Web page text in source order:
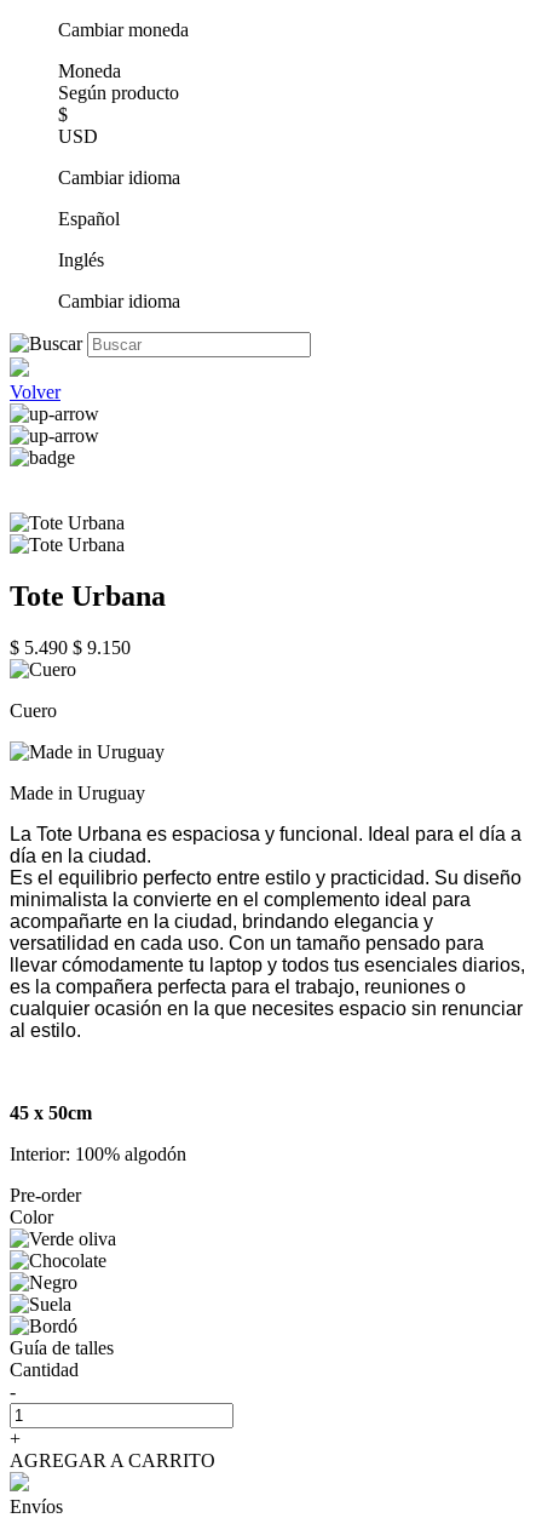
Cambiar moneda
Moneda
Según producto
$
USD
Cambiar idioma
Español
Inglés
Cambiar idioma
Volver
Tote Urbana
$ 5.490 $ 9.150
Cuero
Made in Uruguay
La Tote Urbana es espaciosa y funcional. Ideal para el día a
día en la ciudad.
Es el equilibrio perfecto entre estilo y practicidad. Su diseño
minimalista la convierte en el complemento ideal para
acompañarte en la ciudad, brindando elegancia y
versatilidad en cada uso. Con un tamaño pensado para
llevar cómodamente tu laptop y todos tus esenciales diarios,
es la compañera perfecta para el trabajo, reuniones o
cualquier ocasión en la que necesites espacio sin renunciar
al estilo.
45 x 50cm
Interior: 100% algodón
Pre-order
Color
Guía de talles
Cantidad
-
+
AGREGAR A CARRITO
Envíos